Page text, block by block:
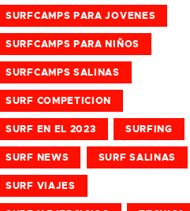
SURFCAMPS PARA JOVENES
SURFCAMPS PARA NIÑOS
SURFCAMPS SALINAS
SURF COMPETICION
SURF EN EL 2023 SURFING
SURF NEWS SURF SALINAS
SURF VIAJES